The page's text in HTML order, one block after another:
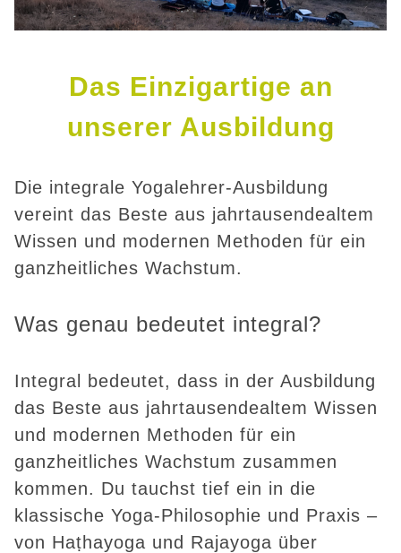
Das Einzigartige an
unserer Ausbildung
Die integrale Yogalehrer-Ausbildung
vereint das Beste aus jahrtausendealtem
Wissen und modernen Methoden für ein
ganzheitliches Wachstum.
Was genau bedeutet integral?
Integral bedeutet, dass in der Ausbildung
das Beste aus jahrtausendealtem Wissen
und modernen Methoden für ein
ganzheitliches Wachstum zusammen
kommen. Du tauchst tief ein in die
klassische Yoga-Philosophie und Praxis –
von Haṭhayoga und Rajayoga über